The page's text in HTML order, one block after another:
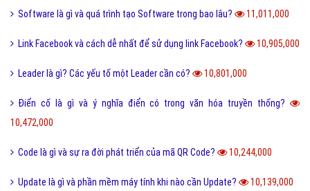
Software là gì và quá trình tạo Software trong bao lâu? 11,011,000
Link Facebook và cách dễ nhất để sử dụng link Facebook? 10,905,000
Leader là gì? Các yếu tố một Leader cần có? 10,801,000
Điển cố là gì và ý nghĩa điển có trong văn hóa truyền thống?
10,472,000
Code là gì và sự ra đời phát triển của mã QR Code? 10,244,000
Update là gì và phần mềm máy tính khi nào cần Update? 10,139,000